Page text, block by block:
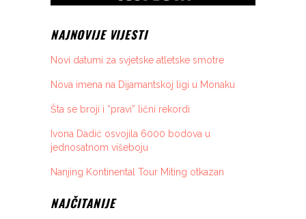
NAJNOVIJE VIJESTI
Novi datumi za svjetske atletske smotre
Nova imena na Dijamantskoj ligi u Monaku
Šta se broji i “pravi” lični rekordi
Ivona Dadić osvojila 6000 bodova u
jednosatnom višeboju
Nanjing Kontinental Tour Miting otkazan
NAJČITANIJE